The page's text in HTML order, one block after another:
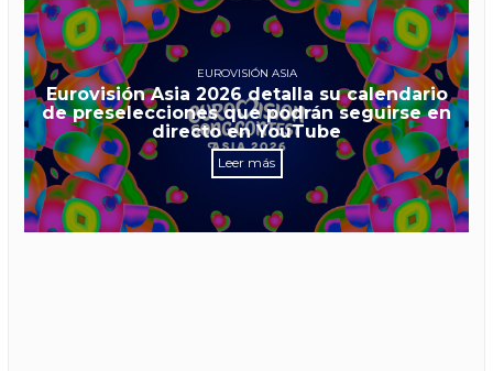
EUROVISIÓN ASIA
Eurovisión Asia 2026 detalla su calendario
de preselecciones que podrán seguirse en
directo en YouTube
Leer más